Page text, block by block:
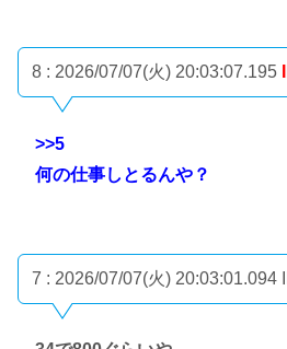
8 : 2026/07/07(火) 20:03:07.195
>>5
何の仕事しとるんや？
7 : 2026/07/07(火) 20:03:01.094